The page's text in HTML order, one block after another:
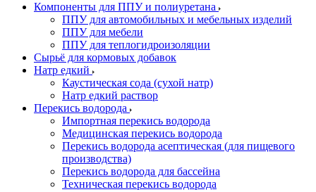
Компоненты для ППУ и полиуретана
ППУ для автомобильных и мебельных изделий
ППУ для мебели
ППУ для теплогидроизоляции
Сырьё для кормовых добавок
Натр едкий
Каустическая сода (сухой натр)
Натр едкий раствор
Перекись водорода
Импортная перекись водорода
Медицинская перекись водорода
Перекись водорода асептическая (для пищевого
производства)
Перекись водорода для бассейна
Техническая перекись водорода